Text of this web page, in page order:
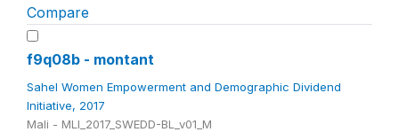
Compare
f9q08b - montant
Sahel Women Empowerment and Demographic Dividend
Initiative, 2017
Mali - MLI_2017_SWEDD-BL_v01_M